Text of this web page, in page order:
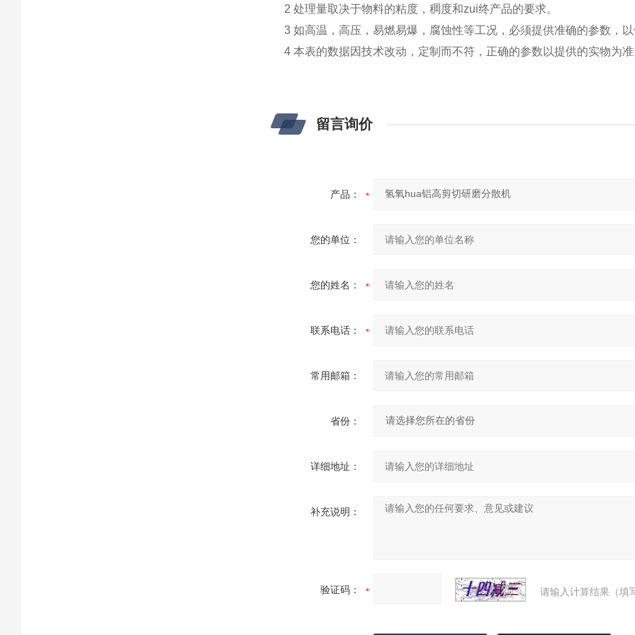
2 处理量取决于物料的粘度，稠度和zui终产品的要求。
3 如高温，高压，易燃易爆，腐蚀性等工况，必须提供准确的参数，以
4 本表的数据因技术改动，定制而不符，正确的参数以提供的实物为准
留言询价
产品：
您的单位：
您的姓名：
联系电话：
常用邮箱：
省份：
详细地址：
补充说明：
验证码： 请输入计算结果（填